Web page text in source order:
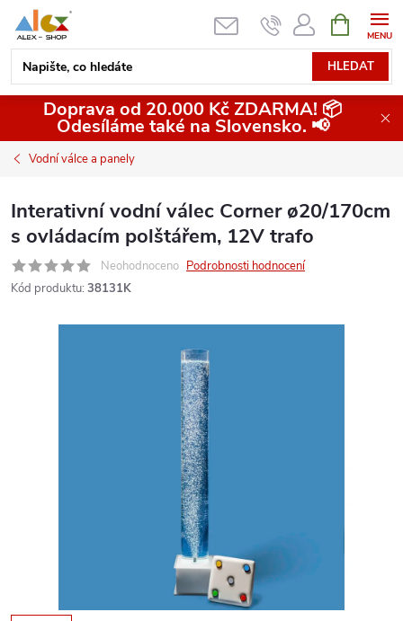
obsah
HLEDAT
NÁKUPNÍ
KOŠÍK
Doprava od 20.000 Kč ZDARMA! 📦
Odesíláme také na Slovensko. 📢
Vodní válce a panely
Interativní vodní válec Corner ø20/170cm
s ovládacím polštářem, 12V trafo
Neohodnoceno Podrobnosti hodnocení
Kód produktu: 38131K